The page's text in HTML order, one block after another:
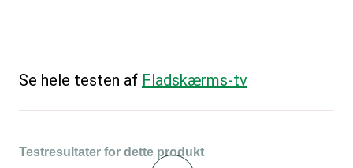
Se hele testen af Fladskærms-tv
Testresultater for dette produkt